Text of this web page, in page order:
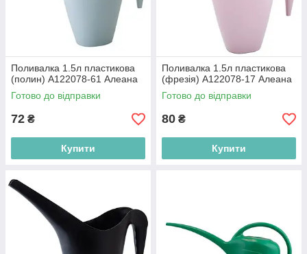
Поливалка 1.5л пластикова
(полин) A122078-61 Алеана
Готово до відправки
72 ₴
Купити
Поливалка 1.5л пластикова
(фрезія) A122078-17 Алеана
Готово до відправки
80 ₴
Купити